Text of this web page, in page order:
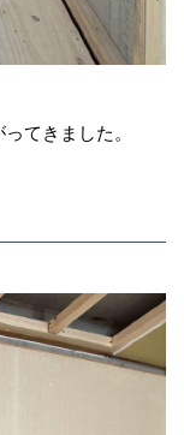
てきました。